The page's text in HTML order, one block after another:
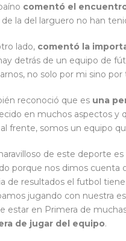
comentó el
de la del larguero no han
lado, comentó la
detrás de un equipo de
no solo por mi sino
reconoció que es una
en muchos aspectos y
frente, somos un equipo
de este deporte
porque nos dimos cuenta
de resultados el futbol
jugando con nuestra
estar en Primera de
de jugar del equipo.